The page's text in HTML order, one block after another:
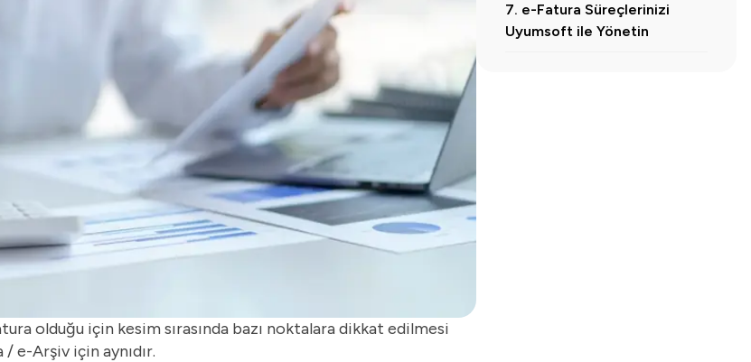
olduğu için kesim sırasında bazı noktalara dikkat edilmesi
/e-Arşiv için aynıdır.
6.2. Kapalı Fatura
7. e-Fatura Süreçlerinizi
Uyumsoft ile Yönetin